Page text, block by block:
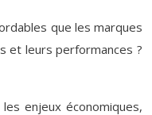
que les marques
et leurs performances ?
enjeux économiques,